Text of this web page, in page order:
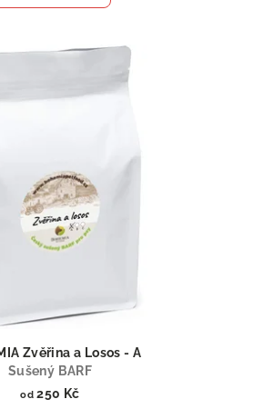
Zvěřina a Losos - A
Sušený BARF
od 250 Kč